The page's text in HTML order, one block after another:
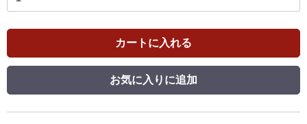
カートに入れる
お気に入りに追加